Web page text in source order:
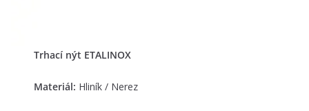
Trhací nýt ETALINOX
Materiál: Hliník / Nerez